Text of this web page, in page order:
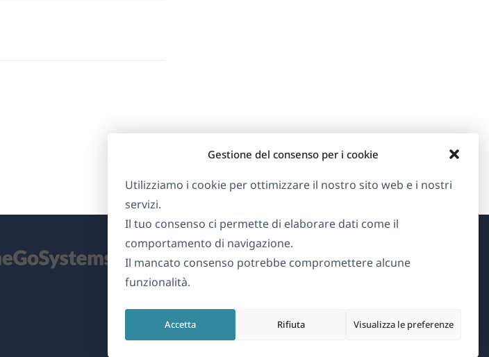
Gestione del consenso per i cookie
Utilizziamo i cookie per ottimizzare il nostro sito web e i nostri
servizi.
Il tuo consenso ci permette di elaborare dati come il
comportamento di navigazione.
Il mancato consenso potrebbe compromettere alcune
funzionalità.
Accetta Rifiuta Visualizza le preferenze
Informazioni su WPML
apre